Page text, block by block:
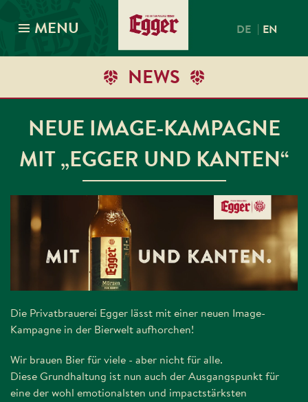
MENU DE | EN
NEWS
NEUE IMAGE-KAMPAGNE
MIT „EGGER UND KANTEN“
Die Privatbrauerei Egger lässt mit einer neuen Image-
Kampagne in der Bierwelt aufhorchen!
Wir brauen Bier für viele - aber nicht für alle.
Diese Grundhaltung ist nun auch der Ausgangspunkt für
eine der wohl emotionalsten und impactstärksten